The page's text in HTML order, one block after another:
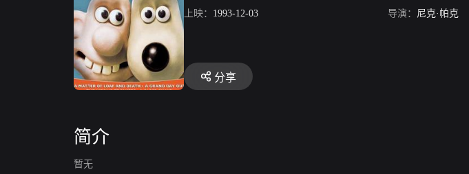
上映： 1993-12-03 导演： 尼克·帕克
分享
简介
暂无